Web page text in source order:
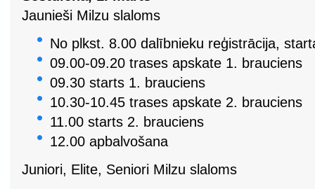
Jaunieši Milzu slaloms
No plkst. 8.00 dalībnieku reģistrācija,
09.00-09.20 trases apskate 1. brauciens
09.30 starts 1. brauciens
10.30-10.45 trases apskate 2. brauciens
11.00 starts 2. brauciens
12.00 apbalvošana
Juniori, Elite, Seniori Milzu slaloms